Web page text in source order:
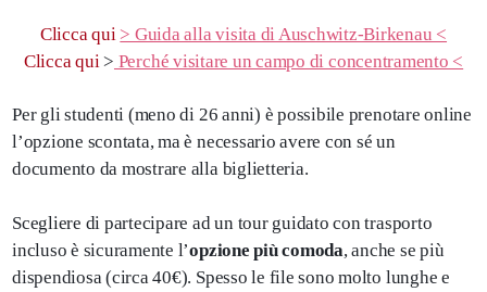
Clicca qui > Guida alla visita di Auschwitz-Birkenau <
Clicca qui > Perché visitare un campo di concentramento <
Per gli studenti (meno di 26 anni) è possibile prenotare online
l’opzione scontata, ma è necessario avere con sé un
documento da mostrare alla biglietteria.
Scegliere di partecipare ad un tour guidato con trasporto
incluso è sicuramente l’opzione più comoda, anche se più
dispendiosa (circa 40€). Spesso le file sono molto lunghe e